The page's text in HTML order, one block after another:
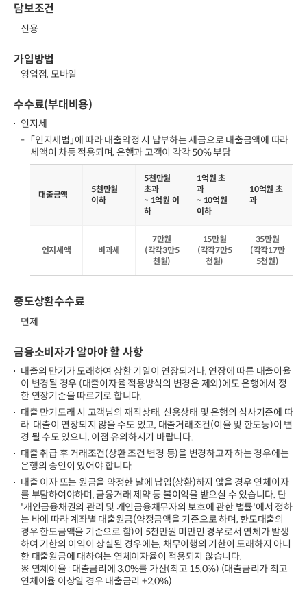
담보조건
신용
가입방법
영업점, 모바일
수수료(부대비용)
인지세
「인지세법」에 따라 대출약정 시 납부하는 세금으로 대출금액에 따라
세액이 차등 적용되며, 은행과 고객이 각각 50% 부담
5
천
만
과
~
1
억
원
이
하,
1
억
원
초
과
~
10
억
원
이
하,
10
대출금액
5천만원
이하
5천만원
초과
~ 1억원 이
하
1억원 초
과
~ 10억원
이하
10억원 초
과
인지세액 비과세
7만원
(각각3만5
천원)
15만원
(각각7만5
천원)
35만원
(각각17만
5천원)
중도상환수수료
면제
금융소비자가 알아야 할 사항
대출의 만기가 도래하여 상환 기일이 연장되거나, 연장에 따른 대출이율
이 변경될 경우 (대출이자율 적용방식의 변경은 제외)에도 은행에서 정
한 연장기준을 따르기로 합니다.
대출 만기도래 시 고객님의 재직상태, 신용상태 및 은행의 심사기준에 따
라 대출이 연장되지 않을 수도 있고, 대출거래조건(이율 및 한도등)이 변
경 될 수도 있으니, 이점 유의하시기 바랍니다.
대출 취급 후 거래조건(상환 조건 변경 등)을 변경하고자 하는 경우에는
은행의 승인이 있어야 합니다.
대출 이자 또는 원금을 약정한 날에 납입(상환)하지 않을 경우 연체이자
를 부담하여야하며, 금융거래 제약 등 불이익을 받으실 수 있습니다. 단
'개인금융채권의 관리 및 개인금융채무자의 보호에 관한 법률'에서 정하
는 바에 따라 계좌별 대출원금(약정금액을 기준으로 하며, 한도대출의
경우 한도금액을 기준으로 함)이 5천만원 미만인 경우로서 연체가 발생
하여 기한의 이익이 상실된 경우에는, 채무이행의 기한이 도래하지 아니
한 대출원금에 대하여는 연체이자율이 적용되지 않습니다.
※ 연체이율 : 대출금리에 3.0%를 가산(최고 15.0%) (대출금리가 최고
연체이율 이상일 경우 대출금리 +2.0%)